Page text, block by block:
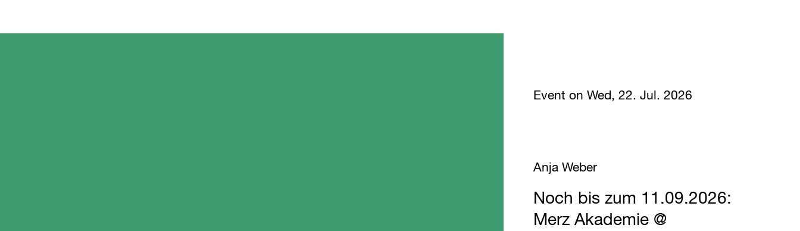
Event on Wed, 22. Jul. 2026
Anja Weber
Noch bis zum 11.09.2026:
Merz Akademie @